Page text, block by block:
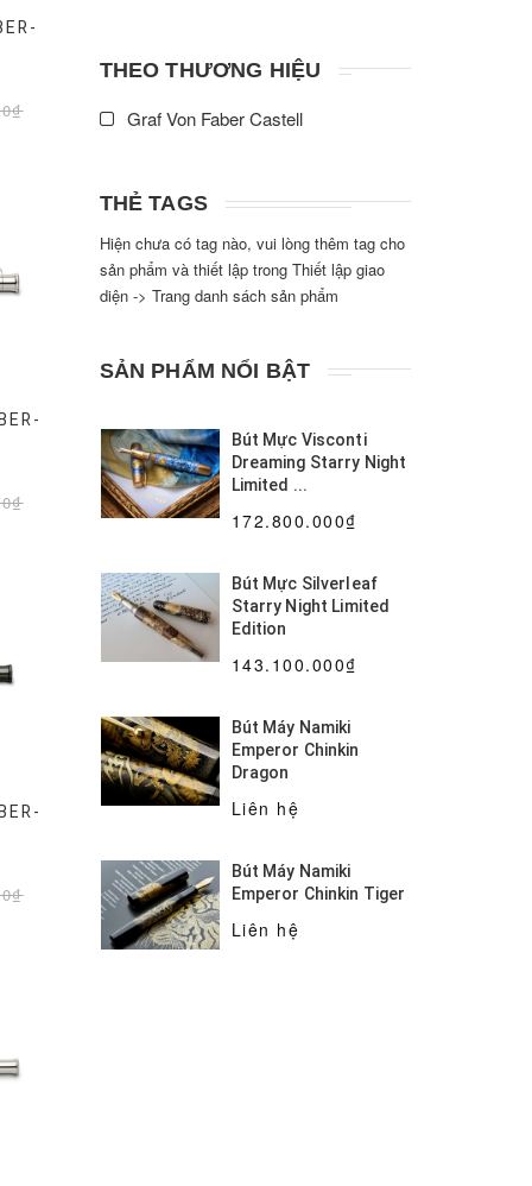
THEO THƯƠNG HIỆU
Graf Von Faber Castell
THẺ TAGS
Hiện chưa có tag nào, vui lòng thêm tag cho
sản phẩm và thiết lập trong Thiết lập giao
diện -> Trang danh sách sản phẩm
SẢN PHẨM NỔI BẬT
Bút Mực Visconti
Dreaming Starry Night
Limited ...
172.800.000₫
Bút Mực Silverleaf
Starry Night Limited
Edition
143.100.000₫
Bút Máy Namiki
Emperor Chinkin
Dragon
Liên hệ
Bút Máy Namiki
Emperor Chinkin Tiger
Liên hệ